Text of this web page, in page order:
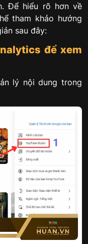
Để hiểu rõ hơn về
tham khảo hướng
sau đây:
để xem
lý nội dung trong